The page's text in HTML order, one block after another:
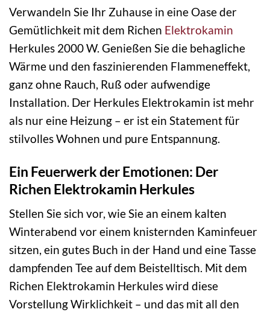
Verwandeln Sie Ihr Zuhause in eine Oase der
Gemütlichkeit mit dem Richen Elektrokamin
Herkules 2000 W. Genießen Sie die behagliche
Wärme und den faszinierenden Flammeneffekt,
ganz ohne Rauch, Ruß oder aufwendige
Installation. Der Herkules Elektrokamin ist mehr
als nur eine Heizung – er ist ein Statement für
stilvolles Wohnen und pure Entspannung.
Ein Feuerwerk der Emotionen: Der
Richen Elektrokamin Herkules
Stellen Sie sich vor, wie Sie an einem kalten
Winterabend vor einem knisternden Kaminfeuer
sitzen, ein gutes Buch in der Hand und eine Tasse
dampfenden Tee auf dem Beistelltisch. Mit dem
Richen Elektrokamin Herkules wird diese
Vorstellung Wirklichkeit – und das mit all den